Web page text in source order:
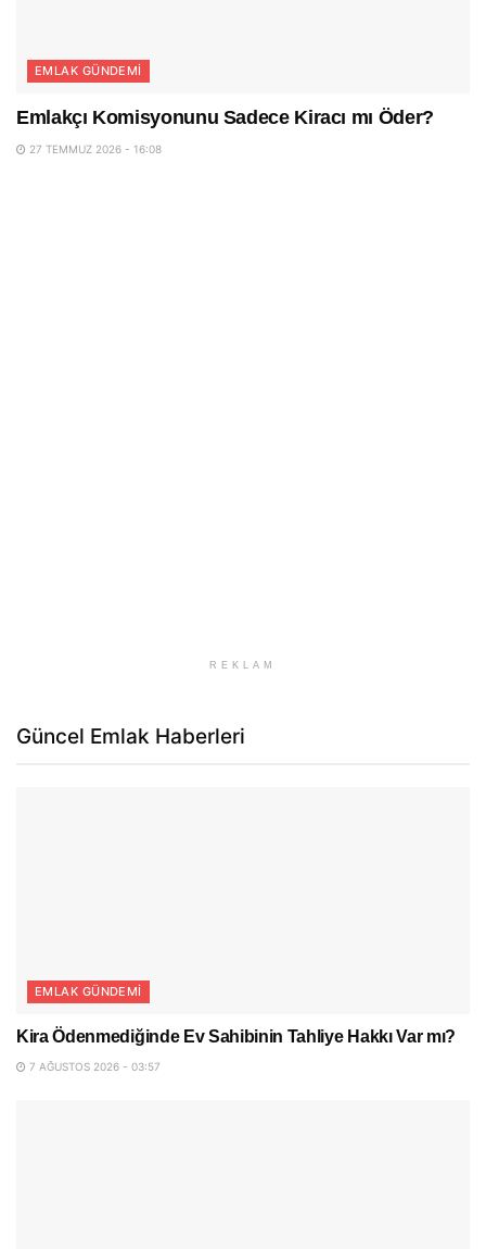
EMLAK GÜNDEMI
Emlakçı Komisyonunu Sadece Kiracı mı Öder?
27 TEMMUZ 2026 - 16:08
REKLAM
Güncel Emlak Haberleri
EMLAK GÜNDEMI
Kira Ödenmediğinde Ev Sahibinin Tahliye Hakkı Var mı?
7 AĞUSTOS 2026 - 03:57